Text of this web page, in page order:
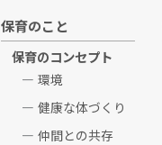
保育のこと
保育のコンセプト
環境
健康な体づくり
仲間との共存